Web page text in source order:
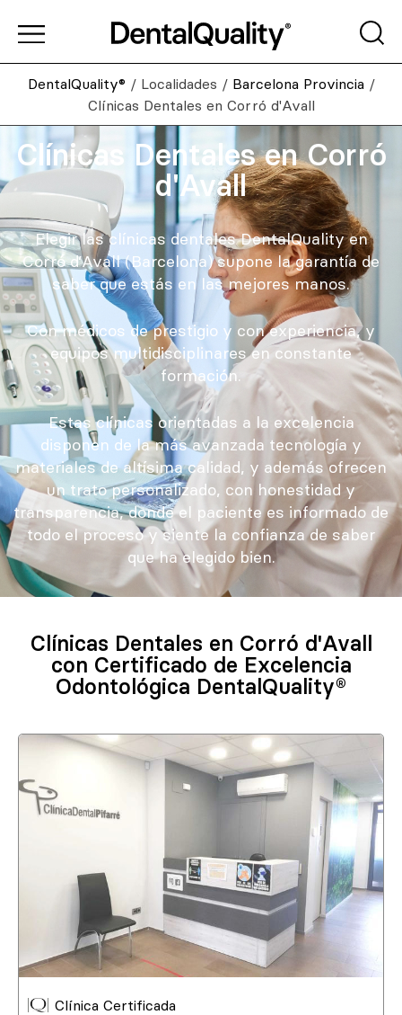
DentalQuality® / Localidades / Barcelona Provincia /
Clínicas Dentales en Corró d'Avall
Clínicas Dentales en Corró
d'Avall
Elegir las clínicas dentales DentalQuality en
Corró d’Avall (Barcelona) supone la garantía de
saber que estás en las mejores manos.
Con médicos de prestigio y con experiencia, y
equipos multidisciplinares en constante
formación.
Estas clínicas orientadas a la excelencia
disponen de la más avanzada tecnología y
materiales de altísima calidad, y además ofrecen
un trato personalizado, con honestidad y
transparencia, donde el paciente es informado de
todo el proceso y siente la confianza de saber
que ha elegido bien.
Clínicas Dentales en Corró d'Avall
con Certificado de Excelencia
Odontológica DentalQuality®
Clínica Certificada